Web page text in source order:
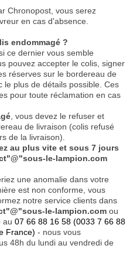
Chronopost, vous serez
en cas d'absence.
endommagé ?
ce dernier vous semble
pouvez accepter le colis, signer
réserves sur le bordereau de
le plus de détails possible. Ces
pour toute réclamation en cas
, vous devez le refuser et
de livraison (colis refusé
de la livraison).
au plus vite et sous 7 jours
le-lampion.com
une anomalie dans votre
est non conforme, vous
notre service clients dans
le-lampion.com ou
au 07 66 88 16 58 (0033 7 66 88
France) - nous vous
48h du lundi au vendredi de